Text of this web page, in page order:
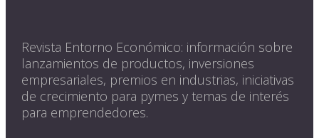
Revista Entorno Económico: información sobre
lanzamientos de productos, inversiones
empresariales, premios en industrias, iniciativas
de crecimiento para pymes y temas de interés
para emprendedores.